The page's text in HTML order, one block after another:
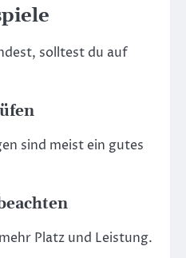
solltest du auf
sind meist ein gutes
Platz und Leistung.